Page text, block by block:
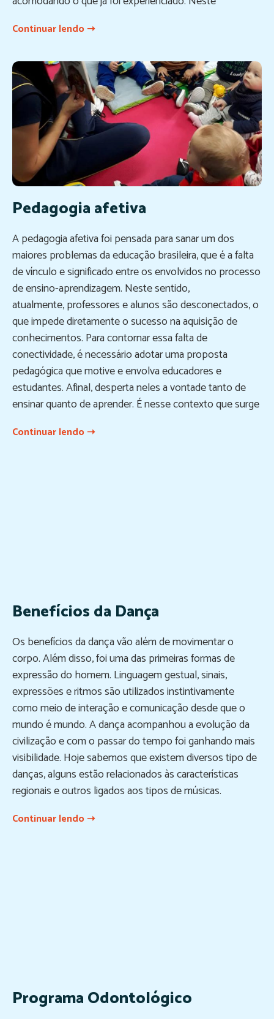
Continuar lendo ➝
Pedagogia afetiva
A pedagogia afetiva foi pensada para sanar um dos
maiores problemas da educação brasileira, que é a falta
de vínculo e significado entre os envolvidos no processo
de ensino-aprendizagem. Neste sentido,
atualmente, professores e alunos são desconectados, o
que impede diretamente o sucesso na aquisição de
conhecimentos. Para contornar essa falta de
conectividade, é necessário adotar uma proposta
pedagógica que motive e envolva educadores e
estudantes. Afinal, desperta neles a vontade tanto de
ensinar quanto de aprender. É nesse contexto que surge
Continuar lendo ➝
Benefícios da Dança
Os benefícios da dança vão além de movimentar o
corpo. Além disso, foi uma das primeiras formas de
expressão do homem. Linguagem gestual, sinais,
expressões e ritmos são utilizados instintivamente
como meio de interação e comunicação desde que o
mundo é mundo. A dança acompanhou a evolução da
civilização e com o passar do tempo foi ganhando mais
visibilidade. Hoje sabemos que existem diversos tipo de
danças, alguns estão relacionados às características
regionais e outros ligados aos tipos de músicas.
Continuar lendo ➝
Programa Odontológico